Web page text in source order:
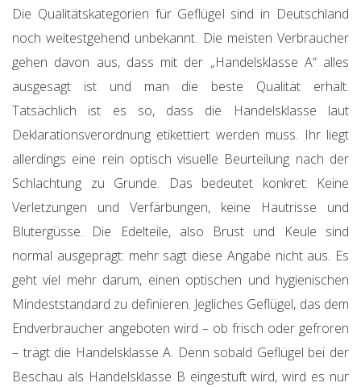
Die Qualitätskategorien für Geflügel sind in Deutschland
noch weitestgehend unbekannt. Die meisten Verbraucher
gehen davon aus, dass mit der „Handelsklasse A“ alles
ausgesagt ist und man die beste Qualität erhält.
Tatsächlich ist es so, dass die Handelsklasse laut
Deklarationsverordnung etikettiert werden muss. Ihr liegt
allerdings eine rein optisch visuelle Beurteilung nach der
Schlachtung zu Grunde. Das bedeutet konkret: Keine
Verletzungen und Verfärbungen, keine Hautrisse und
Blutergüsse. Die Edelteile, also Brust und Keule sind
normal ausgeprägt: mehr sagt diese Angabe nicht aus. Es
geht viel mehr darum, einen optischen und hygienischen
Mindeststandard zu definieren. Jegliches Geflügel, das dem
Endverbraucher angeboten wird – ob frisch oder gefroren
– trägt die Handelsklasse A. Denn sobald Geflügel bei der
Beschau als Handelsklasse B eingestuft wird, wird es nur